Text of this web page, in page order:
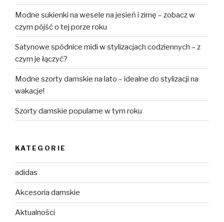
Modne sukienki na wesele na jesień i zimę – zobacz w
czym pójść o tej porze roku
Satynowe spódnice midi w stylizacjach codziennych – z
czym je łączyć?
Modne szorty damskie na lato – idealne do stylizacji na
wakacje!
Szorty damskie popularne w tym roku
KATEGORIE
adidas
Akcesoria damskie
Aktualności